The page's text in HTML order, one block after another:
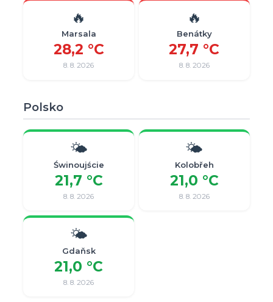
🔥
Marsala
28,2 °C
8. 8. 2026
🔥
Benátky
27,7 °C
8. 8. 2026
Polsko
🌤
Świnoujście
21,7 °C
8. 8. 2026
🌤
Kolobřeh
21,0 °C
8. 8. 2026
🌤
Gdaňsk
21,0 °C
8. 8. 2026